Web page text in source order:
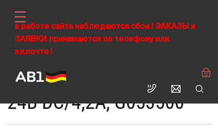
в работе сайта наблюдаются сбои ! ЗАКАЗЫ
и
ЗАЯВКИ
принимаются
по телефону или
эл.почте !
› Электроустановочные изделия ›
Домашняя автоматизация
ИСТОЧНИК ПИТАНИЯ
24В DC/4,2А, G053500